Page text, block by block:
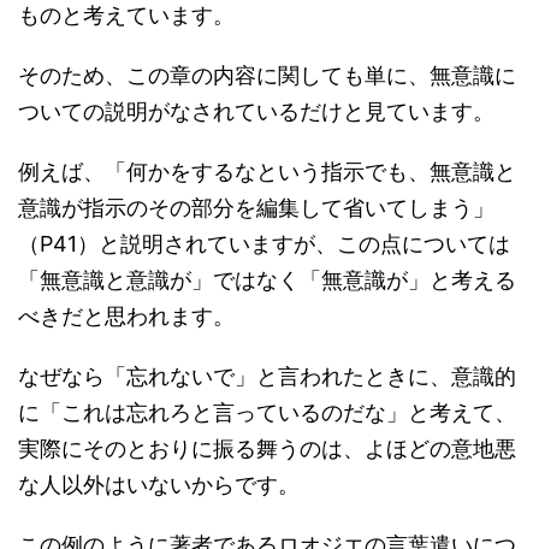
ものと考えています。
そのため、この章の内容に関しても単に、無意識に
ついての説明がなされているだけと見ています。
例えば、「何かをするなという指示でも、無意識と
意識が指示のその部分を編集して省いてしまう」
（P41）と説明されていますが、この点については
「無意識と意識が」ではなく「無意識が」と考える
べきだと思われます。
なぜなら「忘れないで」と言われたときに、意識的
に「これは忘れろと言っているのだな」と考えて、
実際にそのとおりに振る舞うのは、よほどの意地悪
な人以外はいないからです。